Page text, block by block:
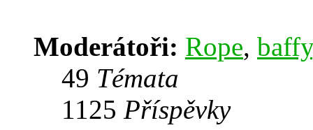
Moderátoři: Rope, baffy
49 Témata
1125 Příspěvky